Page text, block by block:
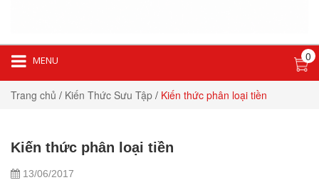
MENU 0
Trang chủ / Kiến Thức Sưu Tập / Kiến thức phân loại tiền
Kiến thức phân loại tiền
13/06/2017